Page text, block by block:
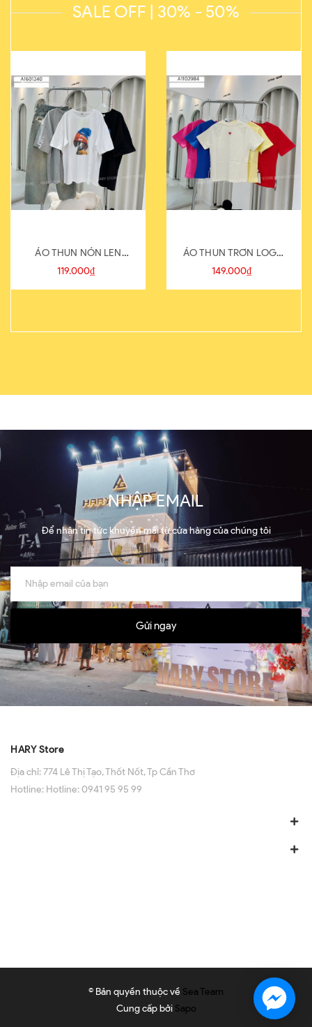
SALE OFF | 30% - 50%
ÁO THUN NÓN LEN
821-1
119.000₫
ÁO THUN TRƠN LOGO
SAU
149.000₫
NHẬP EMAIL
Để nhận tin tức khuyến mãi từ cửa hàng của chúng tôi
Gửi ngay
HARY Store
Địa chỉ:774 Lê Thị Tạo, Thốt Nốt, Tp Cần Thơ
Hotline: Hotline: 0941 95 95 99
© Bản quyền thuộc về Sea Team
Cung cấp bởi Sapo